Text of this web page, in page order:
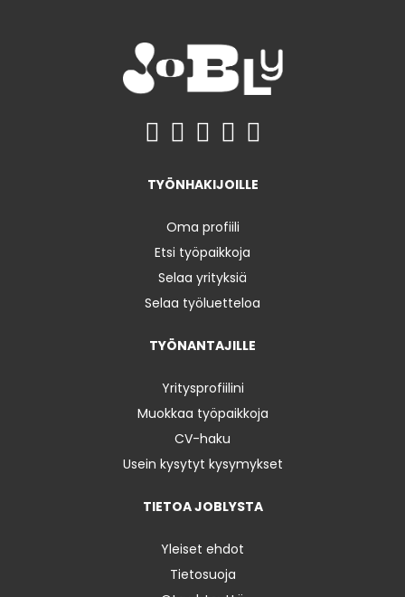
TYÖNHAKIJOILLE
Oma profiili
Etsi työpaikkoja
Selaa yrityksiä
Selaa työluetteloa
TYÖNANTAJILLE
Yritysprofiilini
Muokkaa työpaikkoja
CV-haku
Usein kysytyt kysymykset
TIETOA JOBLYSTA
Yleiset ehdot
Tietosuoja